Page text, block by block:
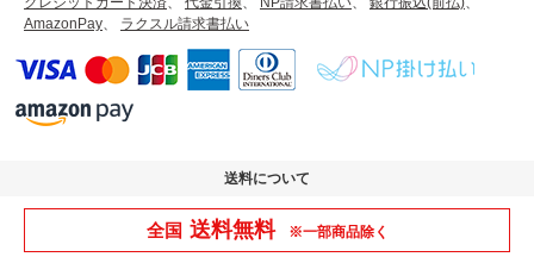
AmazonPay
ラクスル請求書払い
送料について
全国 送料無料 ※一部商品除く